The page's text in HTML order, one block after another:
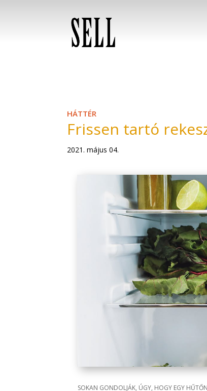
HÁTTÉR
Frissen tartó
2021. május 04.
SOKAN GONDOLJÁK, ÚGY, HOGY EGY